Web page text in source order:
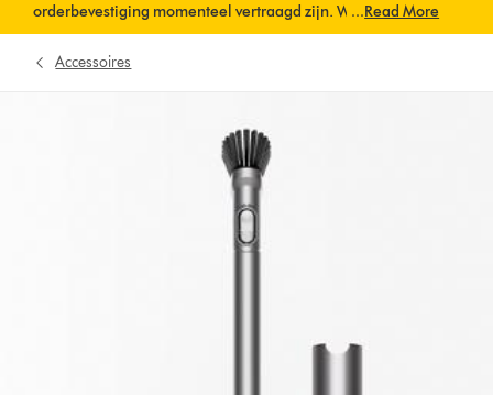
orderbevestiging momenteel vertraagd zijn. We werken al
aan een snelle oplossing.U hoeft verder niets te doen. Uw
orderbevestiging wordt binnenkort automatisch naar u
...Read More
Accessoires